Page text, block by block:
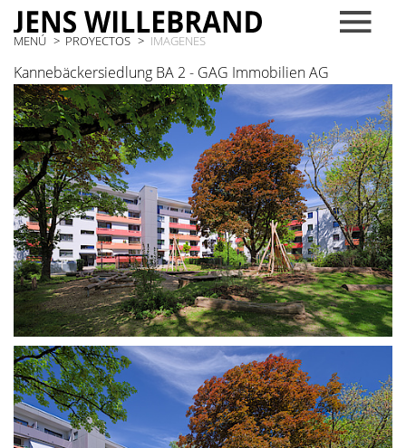
MENÚ PROYECTOS IMAGENES
Kannebäckersiedlung BA 2 - GAG Immobilien AG